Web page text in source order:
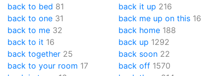
back to bed 81
back to one 31
back to me 32
back to it 16
back together 25
back to your room 17
back it up 216
back me up on this 16
back home 188
back up 1292
back soon 22
back off 1570